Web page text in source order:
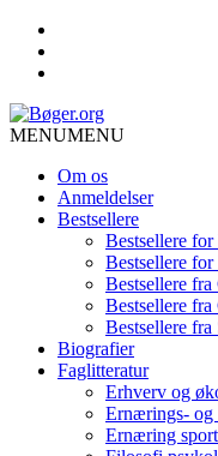
MENUMENU
Om os
Anmeldelser
Bestsellere
Bestsellere
Bestsellere
Bestsellere
Bestsellere
Bestsellere fra
Biografier
Faglitteratur
Erhverv og
Ernærings- og
Ernæring